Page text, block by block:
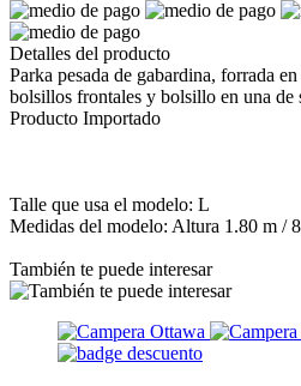
Detalles del producto
Parka pesada de gabardina, forrada
bolsillos frontales y bolsillo en una de
Producto Importado
Talle que usa el modelo: L
Medidas del modelo: Altura 1.80 m /
También te puede interesar